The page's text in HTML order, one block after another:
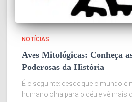
NOTÍCIAS
Aves Mitológicas: Conheça
Poderosas da História
É o seguinte: desde que o mundo é
humano olha para o céu e vê mais